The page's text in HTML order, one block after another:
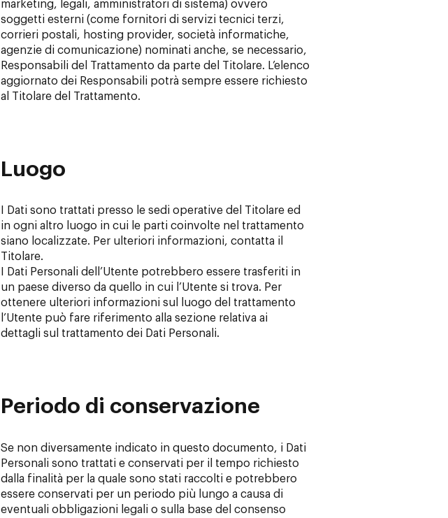
marketing, legali, amministratori di sistema) ovvero
soggetti esterni (come fornitori di servizi tecnici terzi,
corrieri postali, hosting provider, società informatiche,
agenzie di comunicazione) nominati anche, se necessario,
Responsabili del Trattamento da parte del Titolare. L’elenco
aggiornato dei Responsabili potrà sempre essere richiesto
al Titolare del Trattamento.
Luogo
I Dati sono trattati presso le sedi operative del Titolare ed
in ogni altro luogo in cui le parti coinvolte nel trattamento
siano localizzate. Per ulteriori informazioni, contatta il
Titolare.
I Dati Personali dell’Utente potrebbero essere trasferiti in
un paese diverso da quello in cui l’Utente si trova. Per
ottenere ulteriori informazioni sul luogo del trattamento
l’Utente può fare riferimento alla sezione relativa ai
dettagli sul trattamento dei Dati Personali.
Periodo di conservazione
Se non diversamente indicato in questo documento, i Dati
Personali sono trattati e conservati per il tempo richiesto
dalla finalità per la quale sono stati raccolti e potrebbero
essere conservati per un periodo più lungo a causa di
eventuali obbligazioni legali o sulla base del consenso